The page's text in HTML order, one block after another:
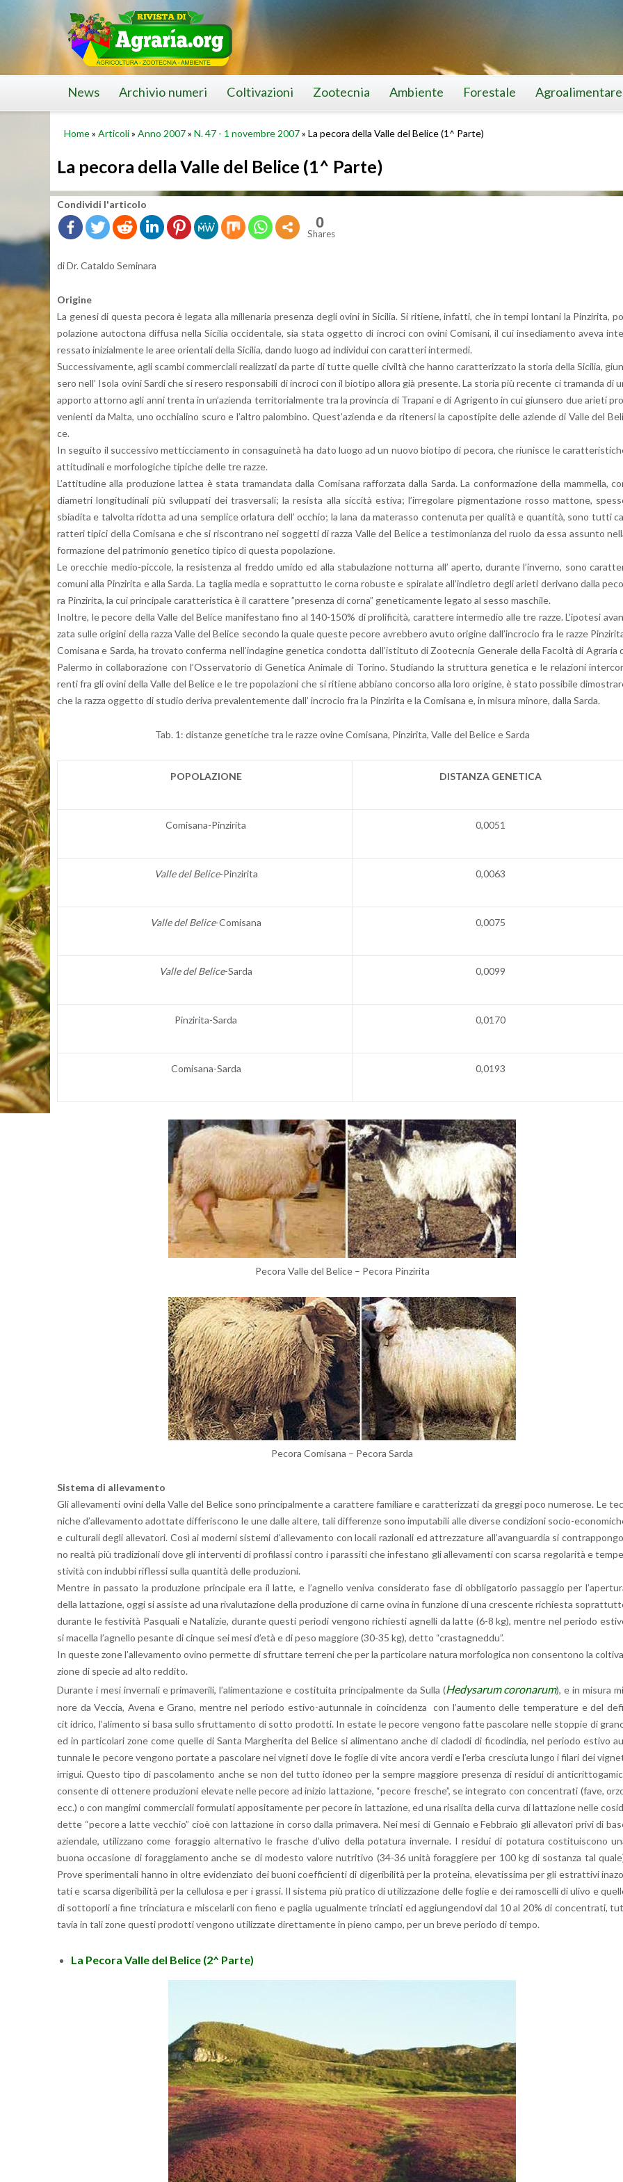
News Archivio numeri Coltivazioni Zootecnia Ambiente Forestale Agroalimentare
Home» Articoli» Anno 2007» N. 47 - 1 novembre 2007» La pecora della Valle del Belice (1^ Parte)
La pecora della Valle del Belice (1^ Parte)
Con­di­vi­di l'ar­ti­co­lo
0
Shares
di Dr. Ca­tal­do Se­mi­na­ra
Ori­gi­ne
La ge­ne­si di que­sta pe­co­ra è le­ga­ta alla mil­le­na­ria pre­sen­za degli ovini in Si­ci­lia. Si ri­tie­ne, in­fat­ti, che in tempi lon­ta­ni la Pin­zi­ri­ta,
po­la­zio­ne au­toc­to­na dif­fu­sa nella Si­ci­lia oc­ci­den­ta­le, sia stata og­get­to di in­cro­ci con ovini Co­mi­sa­ni, il cui in­se­dia­men­to aveva
res­sa­to ini­zial­men­te le aree orien­ta­li della Si­ci­lia, dando luogo ad in­di­vi­dui con ca­rat­te­ri in­ter­me­di.
Suc­ces­si­va­men­te, agli scam­bi com­mer­cia­li rea­liz­za­ti da parte di tutte quel­le ci­vil­tà che hanno ca­rat­te­riz­za­to la sto­ria della Si­ci­lia,
se­ro nell’ Isola ovini Sardi che si re­se­ro re­spon­sa­bi­li di in­cro­ci con il bio­ti­po al­lo­ra già pre­sen­te. La sto­ria più re­cen­te ci tra­man­da di
ap­por­to at­tor­no agli anni tren­ta in un’a­zien­da ter­ri­to­rial­men­te tra la pro­vin­cia di Tra­pa­ni e di Agri­gen­to in cui giun­se­ro due arie­ti
ve­nien­ti da Malta, uno oc­chia­li­no scuro e l’al­tro pa­lom­bi­no. Que­st’a­zien­da e da ri­te­ner­si la ca­po­sti­pi­te delle azien­de di Valle del
ce.
In se­gui­to il suc­ces­si­vo met­tic­cia­men­to in con­sa­gui­ne­tà ha dato luogo ad un nuovo bio­ti­po di pe­co­ra, che riu­ni­sce le
at­ti­tu­di­na­li e mor­fo­lo­gi­che ti­pi­che delle tre razze.
L’at­ti­tu­di­ne alla pro­du­zio­ne lat­tea è stata tra­man­da­ta dalla Co­mi­sa­na raf­for­za­ta dalla Sarda. La con­for­ma­zio­ne della mam­mel­la,
dia­me­tri lon­gi­tu­di­na­li più svi­lup­pa­ti dei tra­sver­sa­li; la re­si­sta alla sic­ci­tà esti­va; l’ir­re­go­la­re pig­men­ta­zio­ne rosso mat­to­ne,
sbia­di­ta e tal­vol­ta ri­dot­ta ad una sem­pli­ce or­la­tu­ra dell’ oc­chio; la lana da ma­te­ras­so con­te­nu­ta per qua­li­tà e quan­ti­tà, sono tutti
rat­te­ri ti­pi­ci della Co­mi­sa­na e che si ri­scon­tra­no nei sog­get­ti di razza Valle del Be­li­ce a te­sti­mo­nian­za del ruolo da essa as­sun­to
for­ma­zio­ne del pa­tri­mo­nio ge­ne­ti­co ti­pi­co di que­sta po­po­la­zio­ne.
Le orec­chie me­dio-pic­co­le, la re­si­sten­za al fred­do umido ed alla sta­bu­la­zio­ne not­tur­na all’ aper­to, du­ran­te l’in­ver­no, sono
co­mu­ni alla Pin­zi­ri­ta e alla Sarda. La ta­glia media e so­prat­tut­to le corna ro­bu­ste e spi­ra­la­te al­l’in­die­tro degli arie­ti de­ri­va­no dalla
ra Pin­zi­ri­ta, la cui prin­ci­pa­le ca­rat­te­ri­sti­ca è il ca­rat­te­re ”pre­sen­za di corna” ge­ne­ti­ca­men­te le­ga­to al sesso ma­schi­le.
Inol­tre, le pe­co­re della Valle del Be­li­ce ma­ni­fe­sta­no fino al 140-150% di pro­li­fi­ci­tà, ca­rat­te­re in­ter­me­dio alle tre razze. L’i­po­te­si
za­ta sulle ori­gi­ni della razza Valle del Be­li­ce se­con­do la quale que­ste pe­co­re avreb­be­ro avuto ori­gi­ne dal­l’in­cro­cio fra le razze
Co­mi­sa­na e Sarda, ha tro­va­to con­fer­ma nel­l’in­da­gi­ne ge­ne­ti­ca con­dot­ta dal­l’i­sti­tu­to di Zoo­tec­nia Ge­ne­ra­le della Fa­col­tà di Agra­ria
Pa­ler­mo in col­la­bo­ra­zio­ne con l’Os­ser­va­to­rio di Ge­ne­ti­ca Ani­ma­le di To­ri­no. Stu­dian­do la strut­tu­ra ge­ne­ti­ca e le re­la­zio­ni
ren­ti fra gli ovini della Valle del Be­li­ce e le tre po­po­la­zio­ni che si ri­tie­ne ab­bia­no con­cor­so alla loro ori­gi­ne, è stato pos­si­bi­le
che la razza og­get­to di stu­dio de­ri­va pre­va­len­te­men­te dall’ in­cro­cio fra la Pin­zi­ri­ta e la Co­mi­sa­na e, in mi­su­ra mi­no­re, dalla Sarda.
Tab. 1: di­stan­ze ge­ne­ti­che tra le razze ovine Co­mi­sa­na, Pin­zi­ri­ta, Valle del Be­li­ce e Sarda
PO­PO­LA­ZIO­NE DI­STAN­ZA GE­NE­TI­CA
Co­mi­sa­na-Pin­zi­ri­ta 0,0051
Valle del Be­li­ce-Pin­zi­ri­ta 0,0063
Valle del Be­li­ce-Co­mi­sa­na 0,0075
Valle del Be­li­ce-Sar­da 0,0099
Pin­zi­ri­ta-Sar­da 0,0170
Co­mi­sa­na-Sar­da 0,0193
Pe­co­ra Valle del Be­li­ce – Pe­co­ra Pin­zi­ri­ta
Pe­co­ra Co­mi­sa­na – Pe­co­ra Sarda
Si­ste­ma di al­le­va­men­to
Gli al­le­va­men­ti ovini della Valle del Be­li­ce sono prin­ci­pal­men­te a ca­rat­te­re fa­mi­lia­re e ca­rat­te­riz­za­ti da greg­gi poco nu­me­ro­se. Le
ni­che d’al­le­va­men­to adot­ta­te dif­fe­ri­sco­no le une dalle al­te­re, tali dif­fe­ren­ze sono im­pu­ta­bi­li alle di­ver­se con­di­zio­ni so­cio-
e cul­tu­ra­li degli al­le­va­to­ri. Così ai mo­der­ni si­ste­mi d’al­le­va­men­to con lo­ca­li ra­zio­na­li ed at­trez­za­tu­re al­l’a­van­guar­dia si
no real­tà più tra­di­zio­na­li dove gli in­ter­ven­ti di pro­fi­las­si con­tro i pa­ras­si­ti che in­fe­sta­no gli al­le­va­men­ti con scar­sa re­go­la­ri­tà e
sti­vi­tà con in­dub­bi ri­fles­si sulla quan­ti­tà delle pro­du­zio­ni.
Men­tre in pas­sa­to la pro­du­zio­ne prin­ci­pa­le era il latte, e l’a­gnel­lo ve­ni­va con­si­de­ra­to fase di ob­bli­ga­to­rio pas­sag­gio per
della lat­ta­zio­ne, oggi si as­si­ste ad una ri­va­lu­ta­zio­ne della pro­du­zio­ne di carne ovina in fun­zio­ne di una cre­scen­te ri­chie­sta
du­ran­te le fe­sti­vi­tà Pa­squa­li e Na­ta­li­zie, du­ran­te que­sti pe­rio­di ven­go­no ri­chie­sti agnel­li da latte (6-8 kg), men­tre nel pe­rio­do
si ma­cel­la l’a­gnel­lo pe­san­te di cin­que sei mesi d’età e di peso mag­gio­re (30-35 kg), detto “cra­sta­gned­du”.
In que­ste zone l’al­le­va­men­to ovino per­met­te di sfrut­ta­re ter­re­ni che per la par­ti­co­la­re na­tu­ra mor­fo­lo­gi­ca non con­sen­to­no la
zio­ne di spe­cie ad alto red­di­to.
Du­ran­te i mesi in­ver­na­li e pri­ma­ve­ri­li, l’a­li­men­ta­zio­ne e co­sti­tui­ta prin­ci­pal­men­te da Sulla (He­dy­sa­rum co­ro­na­rum), e in mi­su­ra
no­re da Vec­cia, Avena e Grano, men­tre nel pe­rio­do esti­vo-au­tun­na­le in coin­ci­den­za con l’au­men­to delle tem­pe­ra­tu­re e del
cit idri­co, l’a­li­men­to si basa sullo sfrut­ta­men­to di sotto pro­dot­ti. In esta­te le pe­co­re ven­go­no fatte pa­sco­la­re nelle stop­pie di
ed in par­ti­co­la­ri zone come quel­le di Santa Mar­ghe­ri­ta del Be­li­ce si ali­men­ta­no anche di cla­do­di di fi­co­din­dia, nel pe­rio­do esti­vo
tun­na­le le pe­co­re ven­go­no por­ta­te a pa­sco­la­re nei vi­gne­ti dove le fo­glie di vite an­co­ra verdi e l’er­ba cre­sciu­ta lungo i fi­la­ri dei
ir­ri­gui. Que­sto tipo di pa­sco­la­men­to anche se non del tutto ido­neo per la sem­pre mag­gio­re pre­sen­za di re­si­dui di
con­sen­te di ot­te­ne­re pro­du­zio­ni ele­va­te nelle pe­co­re ad ini­zio lat­ta­zio­ne, “pe­co­re fre­sche”, se in­te­gra­to con con­cen­tra­ti (fave,
ecc.) o con man­gi­mi com­mer­cia­li for­mu­la­ti ap­po­si­ta­men­te per pe­co­re in lat­ta­zio­ne, ed una ri­sa­li­ta della curva di lat­ta­zio­ne nelle
det­te “pe­co­re a latte vec­chio” cioè con lat­ta­zio­ne in corso dalla pri­ma­ve­ra. Nei mesi di Gen­na­io e Feb­bra­io gli al­le­va­to­ri privi di
azien­da­le, uti­liz­za­no come fo­rag­gio al­ter­na­ti­vo le fra­sche d’u­li­vo della po­ta­tu­ra in­ver­na­le. I re­si­dui di po­ta­tu­ra co­sti­tui­sco­no
buona oc­ca­sio­ne di fo­rag­gia­men­to anche se di mo­de­sto va­lo­re nu­tri­ti­vo (34-36 unità fo­rag­gie­re per 100 kg di so­stan­za tal
Prove spe­ri­men­ta­li hanno in oltre evi­den­zia­to dei buoni coef­fi­cien­ti di di­ge­ri­bi­li­tà per la pro­tei­na, ele­va­tis­si­ma per gli estrat­ti­vi
ta­ti e scar­sa di­ge­ri­bi­li­tà per la cel­lu­lo­sa e per i gras­si. Il si­ste­ma più pra­ti­co di uti­liz­za­zio­ne delle fo­glie e dei ra­mo­scel­li di ulivo e
di sot­to­por­li a fine trin­cia­tu­ra e mi­sce­lar­li con fieno e pa­glia ugual­men­te trin­cia­ti ed ag­giun­gen­do­vi dal 10 al 20% di con­cen­tra­ti,
ta­via in tali zone que­sti pro­dot­ti ven­go­no uti­liz­za­te di­ret­ta­men­te in pieno campo, per un breve pe­rio­do di tempo.
La Pe­co­ra Valle del Be­li­ce (2^ Parte)